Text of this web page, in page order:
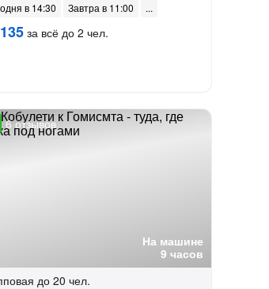
в 14:30
Завтра в 11:00
за всё до 2 чел.
На машине
9 часов
6 отзывов
до 20 чел.